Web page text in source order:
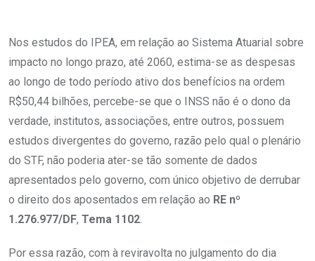
Nos estudos do IPEA, em relação ao Sistema Atuarial sobre
impacto no longo prazo, até 2060, estima-se as despesas
ao longo de todo período ativo dos benefícios na ordem
R$50,44 bilhões, percebe-se que o INSS não é o dono da
verdade, institutos, associações, entre outros, possuem
estudos divergentes do governo, razão pelo qual o plenário
do STF, não poderia ater-se tão somente de dados
apresentados pelo governo, com único objetivo de derrubar
o direito dos aposentados em relação ao RE nº
1.276.977/DF, Tema 1102.
Por essa razão, com à reviravolta no julgamento do dia